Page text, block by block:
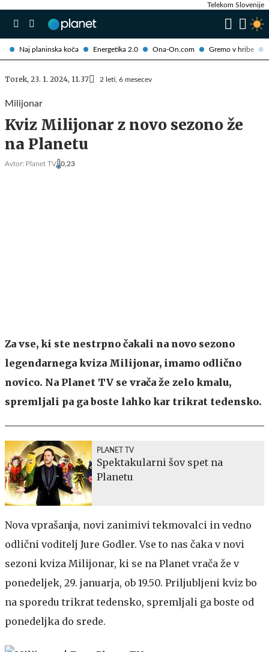
Naj planinska koča Energetika 2.0 Ona-On.com Gremo v hribe
Telekom Slovenije
Torek, 23. 1. 2024, 11.37 2 leti, 6 mesecev
Milijonar
Kviz Milijonar z novo sezono že
na Planetu
Avtor: Planet TV 0,23
Za vse, ki ste nestrpno čakali na novo sezono
legendarnega kviza Milijonar, imamo odlično
novico. Na Planet TV se vrača že zelo kmalu,
spremljali pa ga boste lahko kar trikrat tedensko.
PLANET TV
Spektakularni šov spet na
Planetu
Nova vprašanja, novi zanimivi tekmovalci in vedno
odlični voditelj Jure Godler. Vse to nas čaka v novi
sezoni kviza Milijonar, ki se na Planet vrača že v
ponedeljek, 29. januarja, ob 19.50. Priljubljeni kviz bo
na sporedu trikrat tedensko, spremljali ga boste od
ponedeljka do srede.